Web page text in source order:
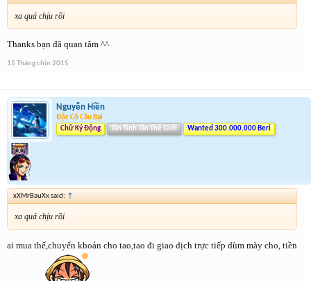
xa quá chịu rồi
Thanks bạn đã quan tâm ^^
15 Tháng chín 2015
Nguyễn Hiền
Độc Cô Cầu Bại
Chữ Ký Động
Tân Tinh Tân Thế Giới Wanted 300.000.000 Beri
xXMrBauXx said: ↑
xa quá chịu rồi
ai mua thế,chuyển khoản cho tao,tao đi giao dịch trực tiếp dùm mày cho, tiền